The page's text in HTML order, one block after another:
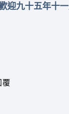
迎九十五年十